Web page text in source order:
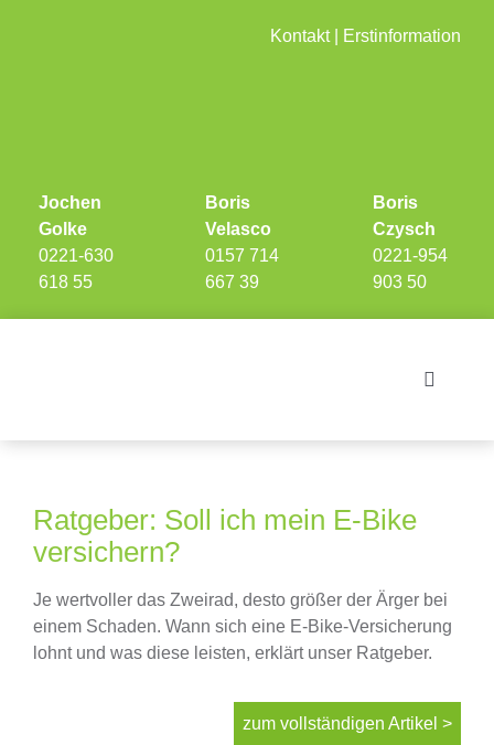
Jochen
Golke
0221-630
618 55
Boris
Velasco
0157 714
667 39
Boris
Czysch
0221-954
903 50
Kontakt| Erstinformation
Toggle
Investments
Finanzierung
Altersvorsorge
Absicherungen
Über uns
Ratgeber: Soll ich mein E-Bike
versichern?
Je wertvoller das Zweirad, desto größer der Ärger bei
einem Schaden. Wann sich eine E-Bike-Versicherung
lohnt und was diese leisten, erklärt unser Ratgeber.
zum vollständigen Artikel >